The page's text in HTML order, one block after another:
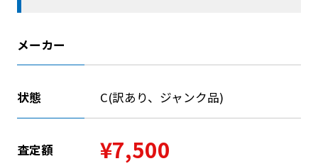
メーカー
状態 C(訳あり、ジャンク品)
査定額 ¥7,500